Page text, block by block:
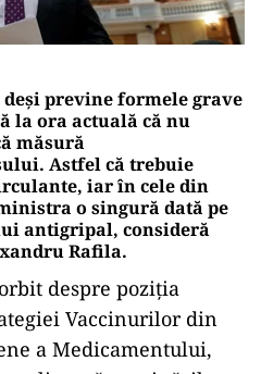
deși previne formele grave
la ora actuală că nu
măsură
Astfel că trebuie
iar în cele din
o singură dată pe
antigripal, consideră
Rafila.
despre poziția
Vaccinurilor din
a Medicamentului,